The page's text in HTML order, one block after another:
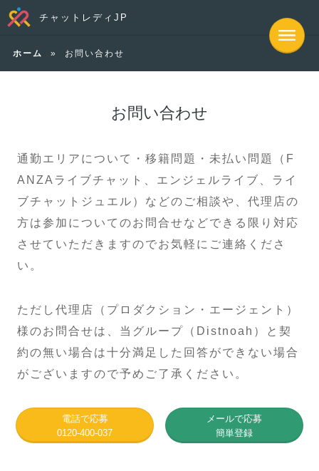
チャットレディJP
ホーム » お問い合わせ
お問い合わせ
通勤エリアについて・移籍問題・未払い問題（F
ANZAライブチャット、エンジェルライブ、ライ
ブチャットジュエル）などのご相談や、代理店の
方は参加についてのお問合せなどできる限り対応
させていただきますのでお気軽にご連絡くださ
い。
ただし代理店（プロダクション・エージェント）
様のお問合せは、当グループ（Distnoah）と契
約の無い場合は十分満足した回答ができない場合
がございますので予めご了承ください。
電話で応募
0120-400-037
メールで応募
簡単登録